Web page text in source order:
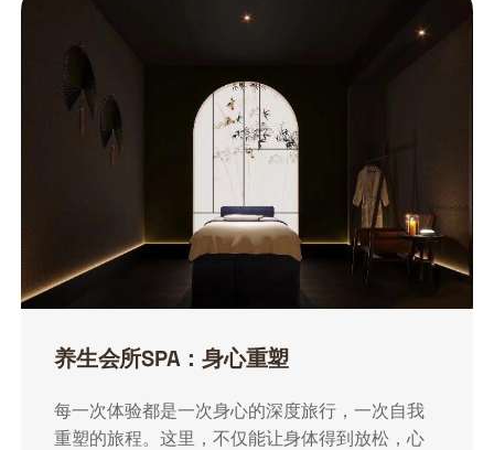
养生会所SPA：身心重塑
每一次体验都是一次身心的深度旅行，一次自我
重塑的旅程。这里，不仅能让身体得到放松，心